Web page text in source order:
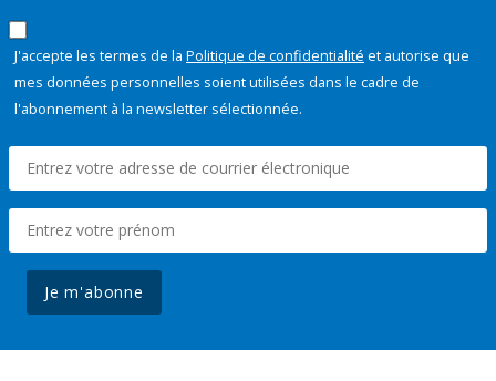
J'accepte les termes de la Politique de confidentialité et autorise que
mes données personnelles soient utilisées dans le cadre de
l'abonnement à la newsletter sélectionnée.
Je m'abonne